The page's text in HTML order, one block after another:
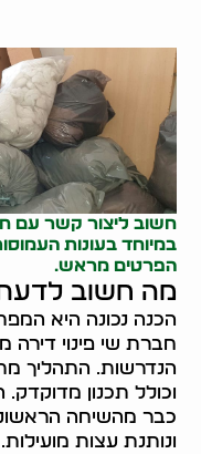
חשוב ליצור קשר עם
במיוחד בעונות
הפרטים מראש.
מה חשוב לדעת
הכנה נכונה היא
חברת שי פינוי דירה
הנדרשות. התהליך
וכולל תכנון
כבר מהשיחה
ונותנת עצות